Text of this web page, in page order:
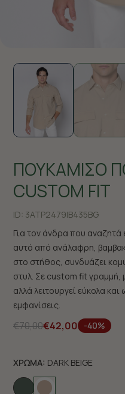
ΠΟΥΚΑΜΙΣΟ
CUSTOM FIT
ID: 3ATP2479|B435BG
Για τον άνδρα που
αυτό από ανάλαφρη,
στο στήθος, συνδυάζει
στυλ. Σε custom fit γραμμή,
αλλά λειτουργεί εύκολα
εμφανίσεις.
€70,00€42,00 -40%
ΧΡΩΜΑ: DARK BEIGE